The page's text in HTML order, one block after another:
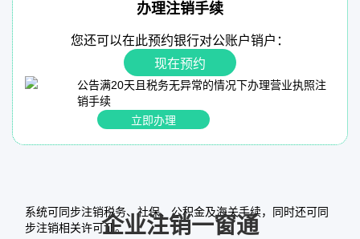
办理注销手续
您还可以在此预约银行对公账户销户：
现在预约
公告满20天且税务无异常的情况下办理营业执照注
销手续
立即办理
系统可同步注销税务、社保、公积金及海关手续，同时还可同
步注销相关许可证。企业注销一窗通